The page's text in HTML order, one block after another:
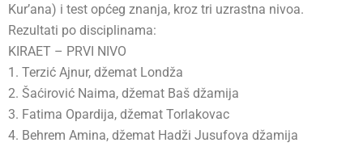
Kur’ana) i test općeg znanja, kroz tri uzrastna nivoa.
Rezultati po disciplinama:
KIRAET – PRVI NIVO
1. Terzić Ajnur, džemat Londža
2. Šaćirović Naima, džemat Baš džamija
3. Fatima Opardija, džemat Torlakovac
4. Behrem Amina, džemat Hadži Jusufova džamija